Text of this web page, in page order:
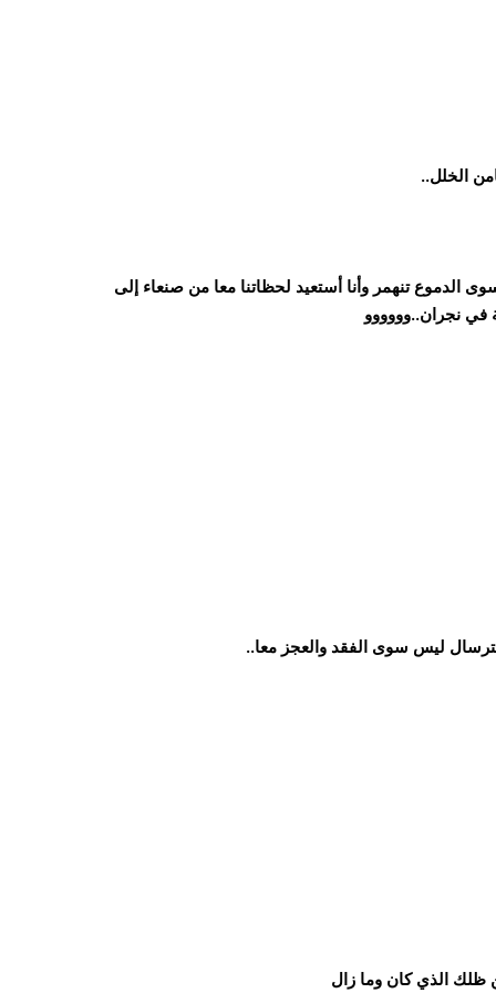
الخلل..
الدموع تنهمر وأنا أستعيد لحظاتنا معا من صنعاء إلى
نجران..وووووو
ليس سوى الفقد والعجز معا..
الذي كان وما زال